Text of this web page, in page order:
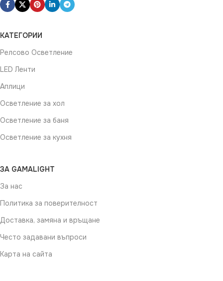
КАТЕГОРИИ
Релсово Осветление
LED Ленти
Аплици
Осветление за хол
Осветление за баня
Осветление за кухня
ЗА GAMALIGHT
За нас
Политика за поверителност
Доставка, замяна и връщане
Често задавани въпроси
Карта на сайта